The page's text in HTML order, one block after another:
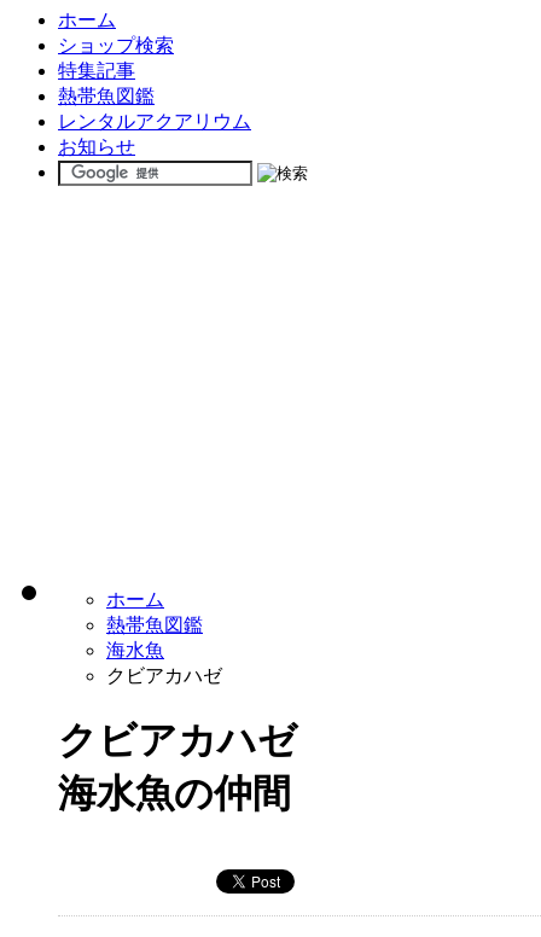
ホーム
ショップ検索
特集記事
熱帯魚図鑑
レンタルアクアリウム
お知らせ
ホーム
熱帯魚図鑑
海水魚
クビアカハゼ
クビアカハゼ
海水魚の仲間